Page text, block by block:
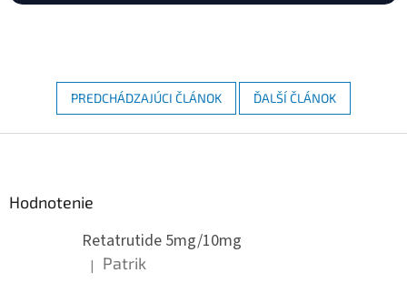
PREDCHÁDZAJÚCI ČLÁNOK ĎALŠÍ ČLÁNOK
Hodnotenie
Retatrutide 5mg/10mg
Hodnotenie produktu je 5 z 5 hviezdičiek.
| Patrik